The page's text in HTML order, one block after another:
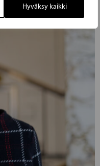
Hyväksy kaikki